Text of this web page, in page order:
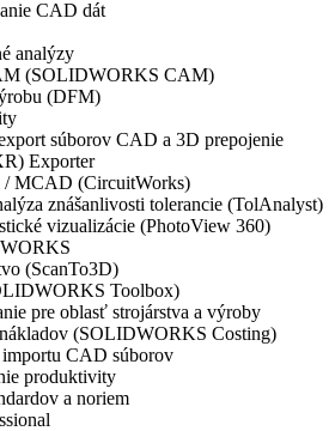
CAD dát
analýzy
(SOLIDWORKS CAM)
(DFM)
súborov CAD a 3D prepojenie
Exporter
/ MCAD (CircuitWorks)
znášanlivosti tolerancie (TolAnalyst)
vizualizácie (PhotoView 360)
(ScanTo3D)
Toolbox)
pre oblasť strojárstva a výroby
(SOLIDWORKS Costing)
CAD súborov
produktivity
a noriem